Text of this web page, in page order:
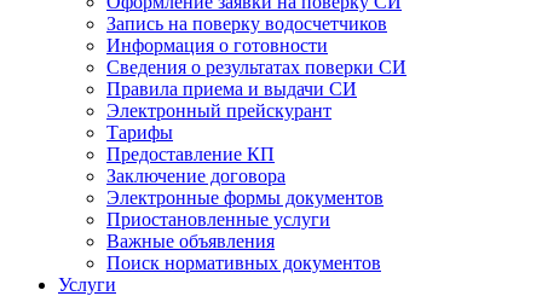
Запись на поверку водосчетчиков
Информация о готовности
Сведения о результатах поверки СИ
Правила приема и выдачи СИ
Электронный прейскурант
Тарифы
Предоставление КП
Заключение договора
Электронные формы документов
Приостановленные услуги
Важные объявления
Поиск нормативных документов
Услуги